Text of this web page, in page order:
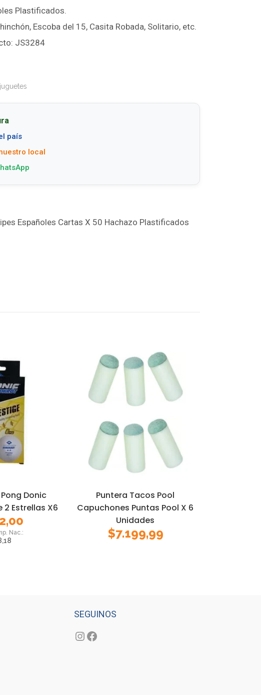
Plastificados.
Escoba del 15, Casita Robada, Solitario, etc.
JS3284
país
local
Españoles Cartas X 50 Hachazo Plastificados
Donic
2 Estrellas X6
Puntera Tacos Pool
Capuchones Puntas Pool X 6
Unidades
$7.199,99
SEGUINOS
Instagram
Facebook